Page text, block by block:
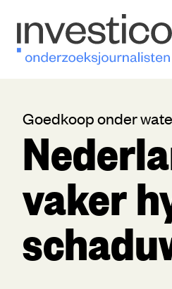
Goedkoop onder
vaker